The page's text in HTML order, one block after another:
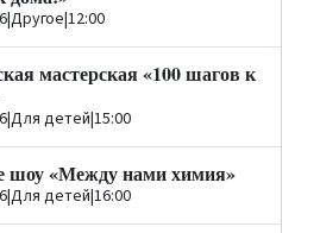
|Другое|12:00
мастерская «100 шагов к
|Для детей|15:00
шоу «Между нами химия»
|Для детей|16:00